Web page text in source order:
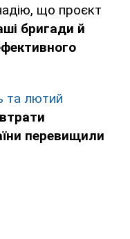
що проєкт
бригади й
та лютий
перевищили